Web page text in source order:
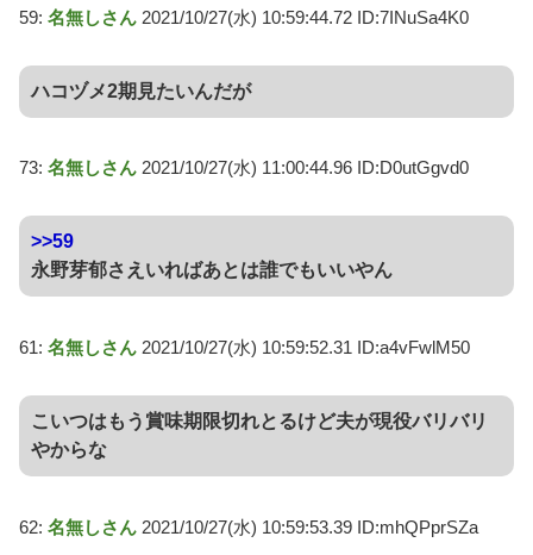
59: 名無しさん 2021/10/27(水) 10:59:44.72 ID:7INuSa4K0
ハコヅメ2期見たいんだが
73: 名無しさん 2021/10/27(水) 11:00:44.96 ID:D0utGgvd0
>>59
永野芽郁さえいればあとは誰でもいいやん
61: 名無しさん 2021/10/27(水) 10:59:52.31 ID:a4vFwlM50
こいつはもう賞味期限切れとるけど夫が現役バリバリ
やからな
62: 名無しさん 2021/10/27(水) 10:59:53.39 ID:mhQPprSZa